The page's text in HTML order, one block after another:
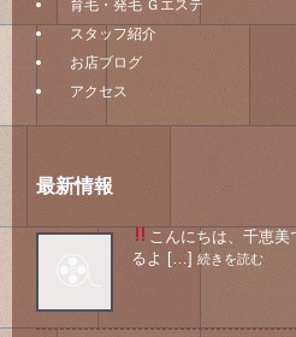
育毛・発毛 Ｇエステ
スタッフ紹介
お店ブログ
アクセス
最新情報
こんにちは、千恵
るよ […] 続きを読む